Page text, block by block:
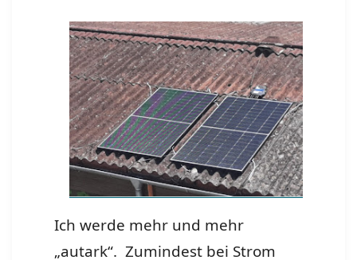
Ich werde mehr und mehr
„autark“. Zumindest bei Strom